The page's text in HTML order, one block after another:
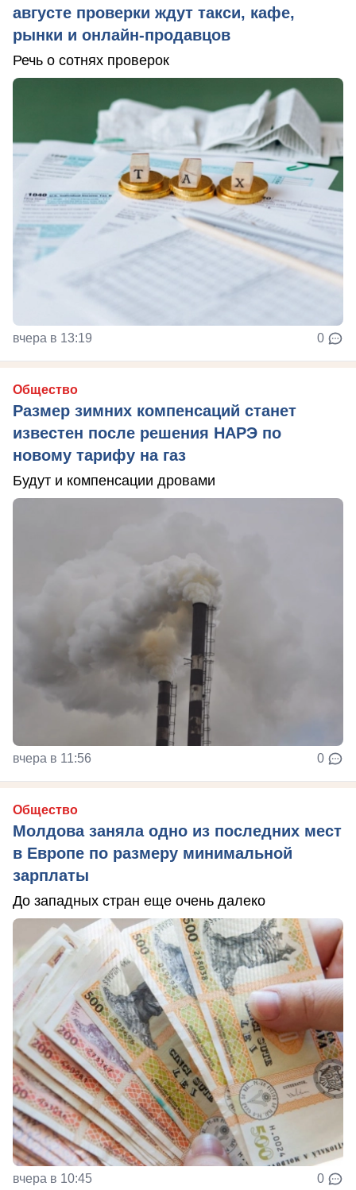
августе проверки ждут такси, кафе,
рынки и онлайн-продавцов
Речь о сотнях проверок
вчера в 13:19 0
Общество
Размер зимних компенсаций станет
известен после решения НАРЭ по
новому тарифу на газ
Будут и компенсации дровами
вчера в 11:56 0
Общество
Молдова заняла одно из последних мест
в Европе по размеру минимальной
зарплаты
До западных стран еще очень далеко
вчера в 10:45 0